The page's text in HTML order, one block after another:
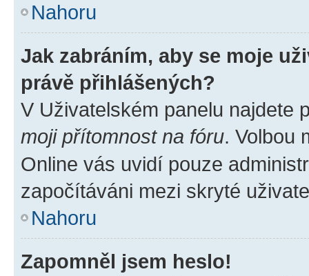
Nahoru
Jak zabráním, aby se moje
právě přihlášených?
V Uživatelském panelu najdete
moji přítomnost na fóru. Volbou
Online vás uvidí pouze
započítáváni mezi skryté
Nahoru
Zapomněl jsem heslo!